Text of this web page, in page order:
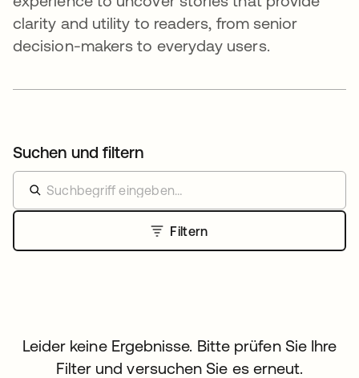
clarity and utility to readers, from senior
decision-makers to everyday users.
Suchen und filtern
Filtern
Leider keine Ergebnisse. Bitte prüfen Sie Ihre
Filter und versuchen Sie es erneut.